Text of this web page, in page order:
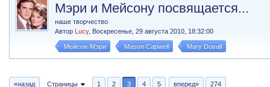
Мэри и Мейсону посвящается...
наше творчество
Автор Lucy, Воскресенье, 29 августа 2010, 18:32:00
Мейсон-Мэри Mason Capwell Mary Duvall
«назад Страницы 1 2 3 4 5 вперед» 274